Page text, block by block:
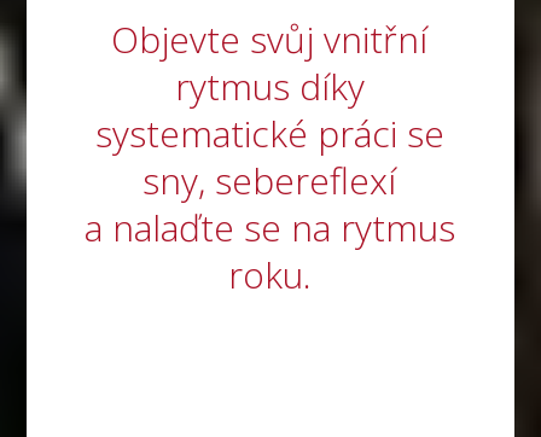
Objevte svůj vnitřní
rytmus díky
systematické práci se
sny, sebereflexí
a nalaďte se na rytmus
roku.